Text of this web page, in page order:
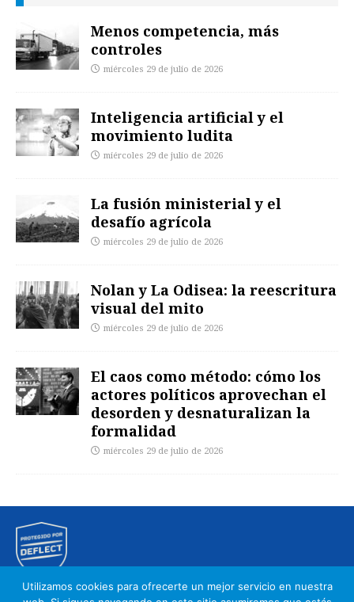
Menos competencia, más
controles
miércoles 29 de julio de 2026
Inteligencia artificial y el
movimiento ludita
miércoles 29 de julio de 2026
La fusión ministerial y el
desafío agrícola
miércoles 29 de julio de 2026
Nolan y La Odisea: la reescritura
visual del mito
miércoles 29 de julio de 2026
El caos como método: cómo los
actores políticos aprovechan el
desorden y desnaturalizan la
formalidad
miércoles 29 de julio de 2026
Utilizamos cookies para ofrecerte un mejor servicio en nuestra